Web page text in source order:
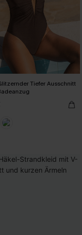
Tiefer Ausschnitt